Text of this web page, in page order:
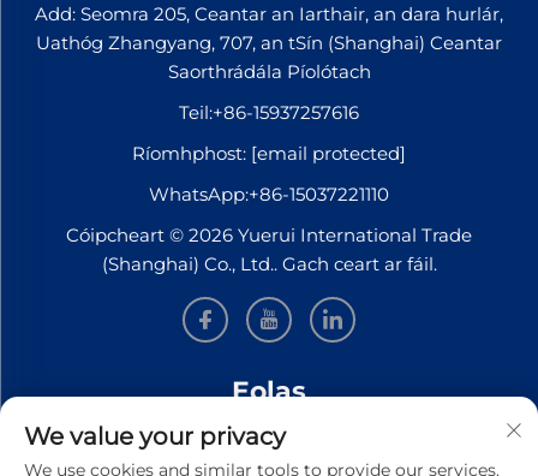
Add: Seomra 205, Ceantar an Iarthair, an dara hurlár,
Uathóg Zhangyang, 707, an tSín (Shanghai) Ceantar
Saorthrádála Píolótach
Teil:+86-15937257616
Ríomhphost: [email protected]
WhatsApp:+86-15037221110
Cóipcheart © 2026 Yuerui International Trade
(Shanghai) Co., Ltd.. Gach ceart ar fáil.
Eolas
Síní leat le bheith ar liosta le haghaidh ár nuachtslánú
seachtúil
We value your privacy
We use cookies and similar tools to provide our services.